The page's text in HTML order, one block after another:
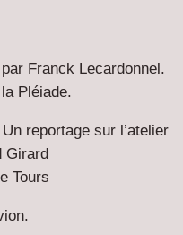
Franck Lecardonnel.
Pléiade.
Un reportage sur l’atelier
Girard
Tours